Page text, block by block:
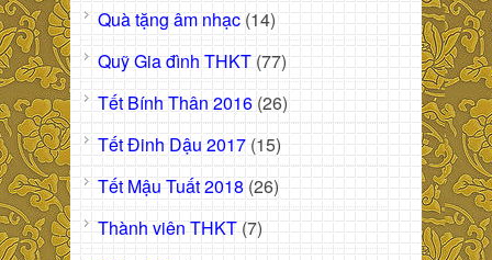
Quà tặng âm nhạc (14)
Quỹ Gia đình THKT (77)
Tết Bính Thân 2016 (26)
Tết Đinh Dậu 2017 (15)
Tết Mậu Tuất 2018 (26)
Thành viên THKT (7)